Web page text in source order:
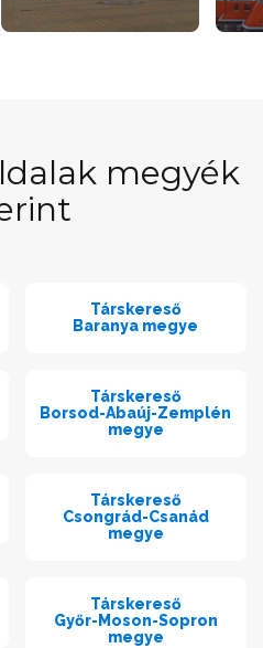
megyék
Társkereső
Baranya megye
Társkereső
Borsod-Abaúj-Zemplén
megye
Társkereső
Csongrád-Csanád
megye
Társkereső
Győr-Moson-Sopron
megye